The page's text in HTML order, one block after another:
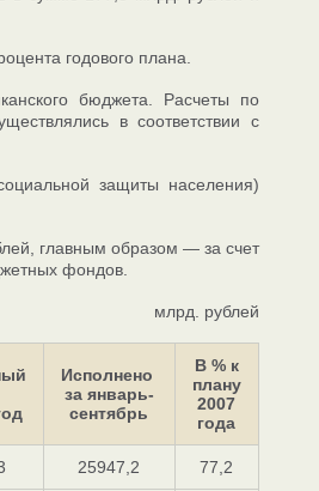
годового плана.
бюджета. Расчеты по
в соответствии с
защиты населения)
главным образом — за счет
фондов.
млрд. рублей
Исполнено
за январь-
сентябрь
В % к
плану
2007
года
25947,2 77,2